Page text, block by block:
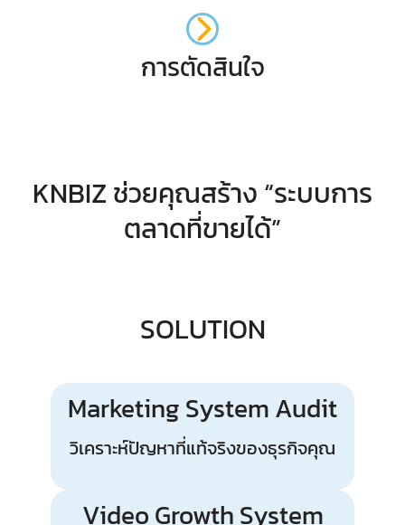
การตัดสินใจ
KNBIZ ช่วยคุณสร้าง “ระบบการ
ตลาดที่ขายได้”
SOLUTION
Marketing System Audit
วิเคราะห์ปัญหาที่แท้จริงของธุรกิจคุณ
Video Growth System